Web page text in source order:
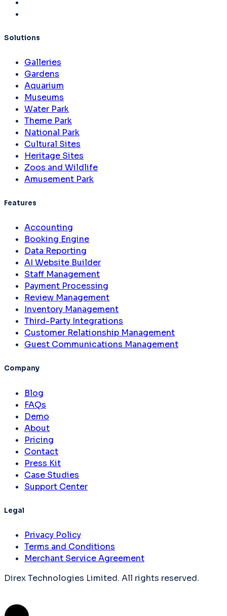
Solutions
Galleries
Gardens
Aquarium
Museums
Water Park
Theme Park
National Park
Cultural Sites
Heritage Sites
Zoos and Wildlife
Amusement Park
Features
Accounting
Booking Engine
Data Reporting
AI Website Builder
Staff Management
Payment Processing
Review Management
Inventory Management
Third-Party Integrations
Customer Relationship Management
Guest Communications Management
Company
Blog
FAQs
Demo
About
Pricing
Contact
Press Kit
Case Studies
Support Center
Legal
Privacy Policy
Terms and Conditions
Merchant Service Agreement
Direx Technologies Limited. All rights reserved.